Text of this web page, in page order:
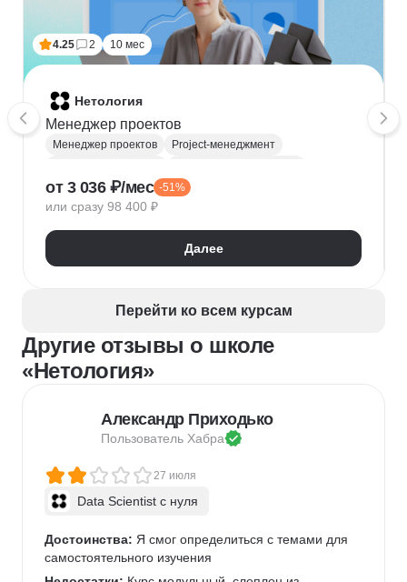
4.25 2 10 мес
Нетология
Менеджер проектов
Менеджер проектов
Project-менеджмент
Нейронные сети
Управление рисками
Kanban
Scrum
Управление проектами
Тайм-менеджмент
Управление удаленной командой
от 3 036 ₽/мес -51%
или сразу 98 400 ₽
Далее
Перейти ко всем курсам
Другие отзывы о школе
«Нетология»
Александр Приходько
Пользователь Хабра
27 июля
Data Scientist с нуля
Достоинства: Я смог определиться с темами для
самостоятельного изучения